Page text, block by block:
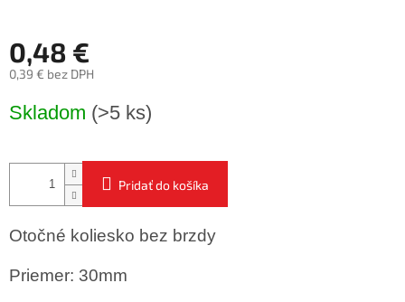
0,48 €
0,39 € bez DPH
cena:
Skladom (>5 ks)
Pridať do košíka
Otočné koliesko bez brzdy
Priemer: 30mm